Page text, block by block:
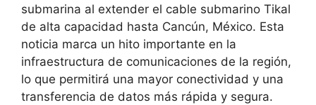
submarina al extender el cable submarino Tikal
de alta capacidad hasta Cancún, México. Esta
noticia marca un hito importante en la
infraestructura de comunicaciones de la región,
lo que permitirá una mayor conectividad y una
transferencia de datos más rápida y segura.